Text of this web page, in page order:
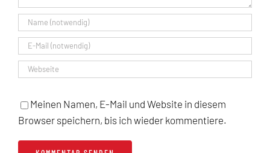
Meinen Namen, E-Mail und Website in diesem
Browser speichern, bis ich wieder kommentiere.